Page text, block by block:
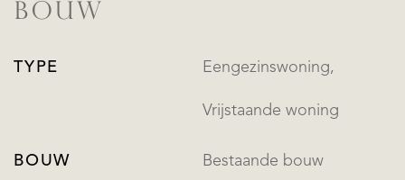
BOUW
TYPE Eengezinswoning,
Vrijstaande woning
BOUW Bestaande bouw